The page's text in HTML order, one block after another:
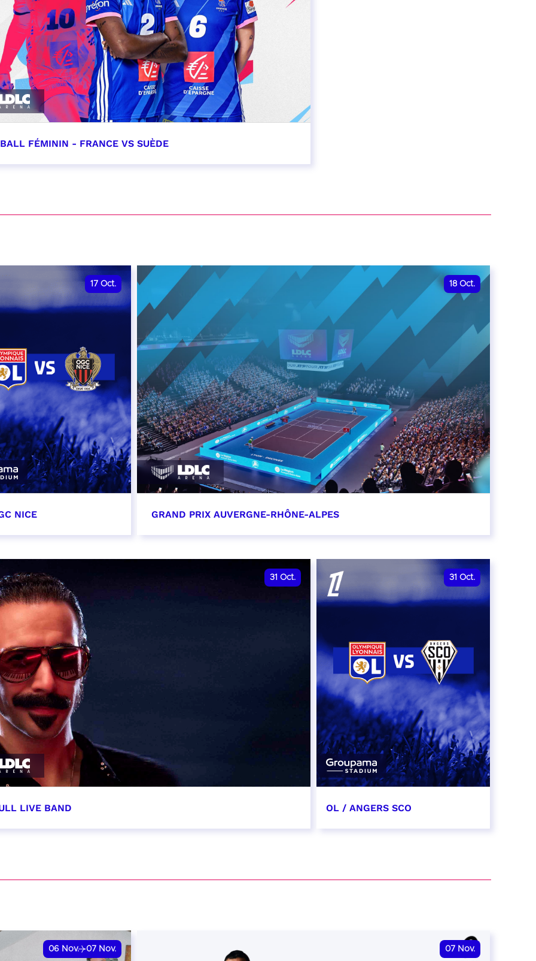
FÉMININ - FRANCE VS SUÈDE
17 Oct.
NICE
heure à confirmer
18 Oct.
GRAND PRIX AUVERGNE-RHÔNE-ALPES
31 Oct.
LIVE BAND
31 Oct.
OL / ANGERS SCO
RÉSERVER
06 Nov. 07 Nov. 07 Nov.